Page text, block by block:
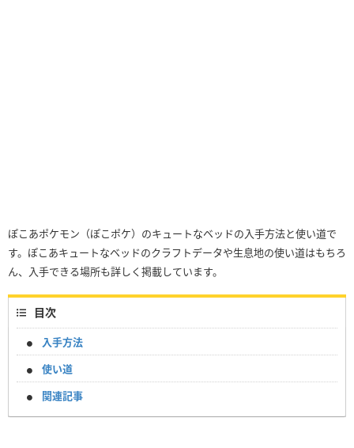
ぽこあポケモン（ぽこポケ）のキュートなベッドの入手方法と使い道で
す。ぽこあキュートなベッドのクラフトデータや生息地の使い道はもちろ
ん、入手できる場所も詳しく掲載しています。
目次
入手方法
使い道
関連記事